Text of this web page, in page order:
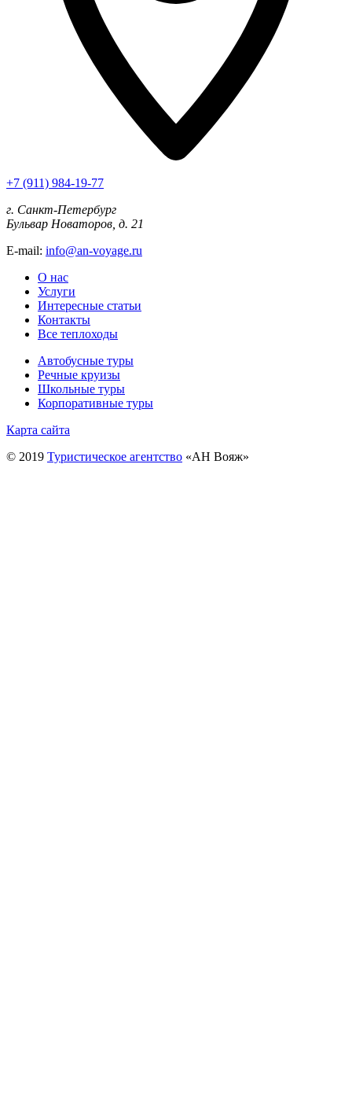
+7 (911) 984-19-77
г. Санкт-Петербург
Бульвар Новаторов, д. 21
E-mail: info@an-voyage.ru
О нас
Услуги
Интересные статьи
Контакты
Все теплоходы
Автобусные туры
Речные круизы
Школьные туры
Корпоративные туры
Карта сайта
© 2019 Туристическое агентство «АН Вояж»